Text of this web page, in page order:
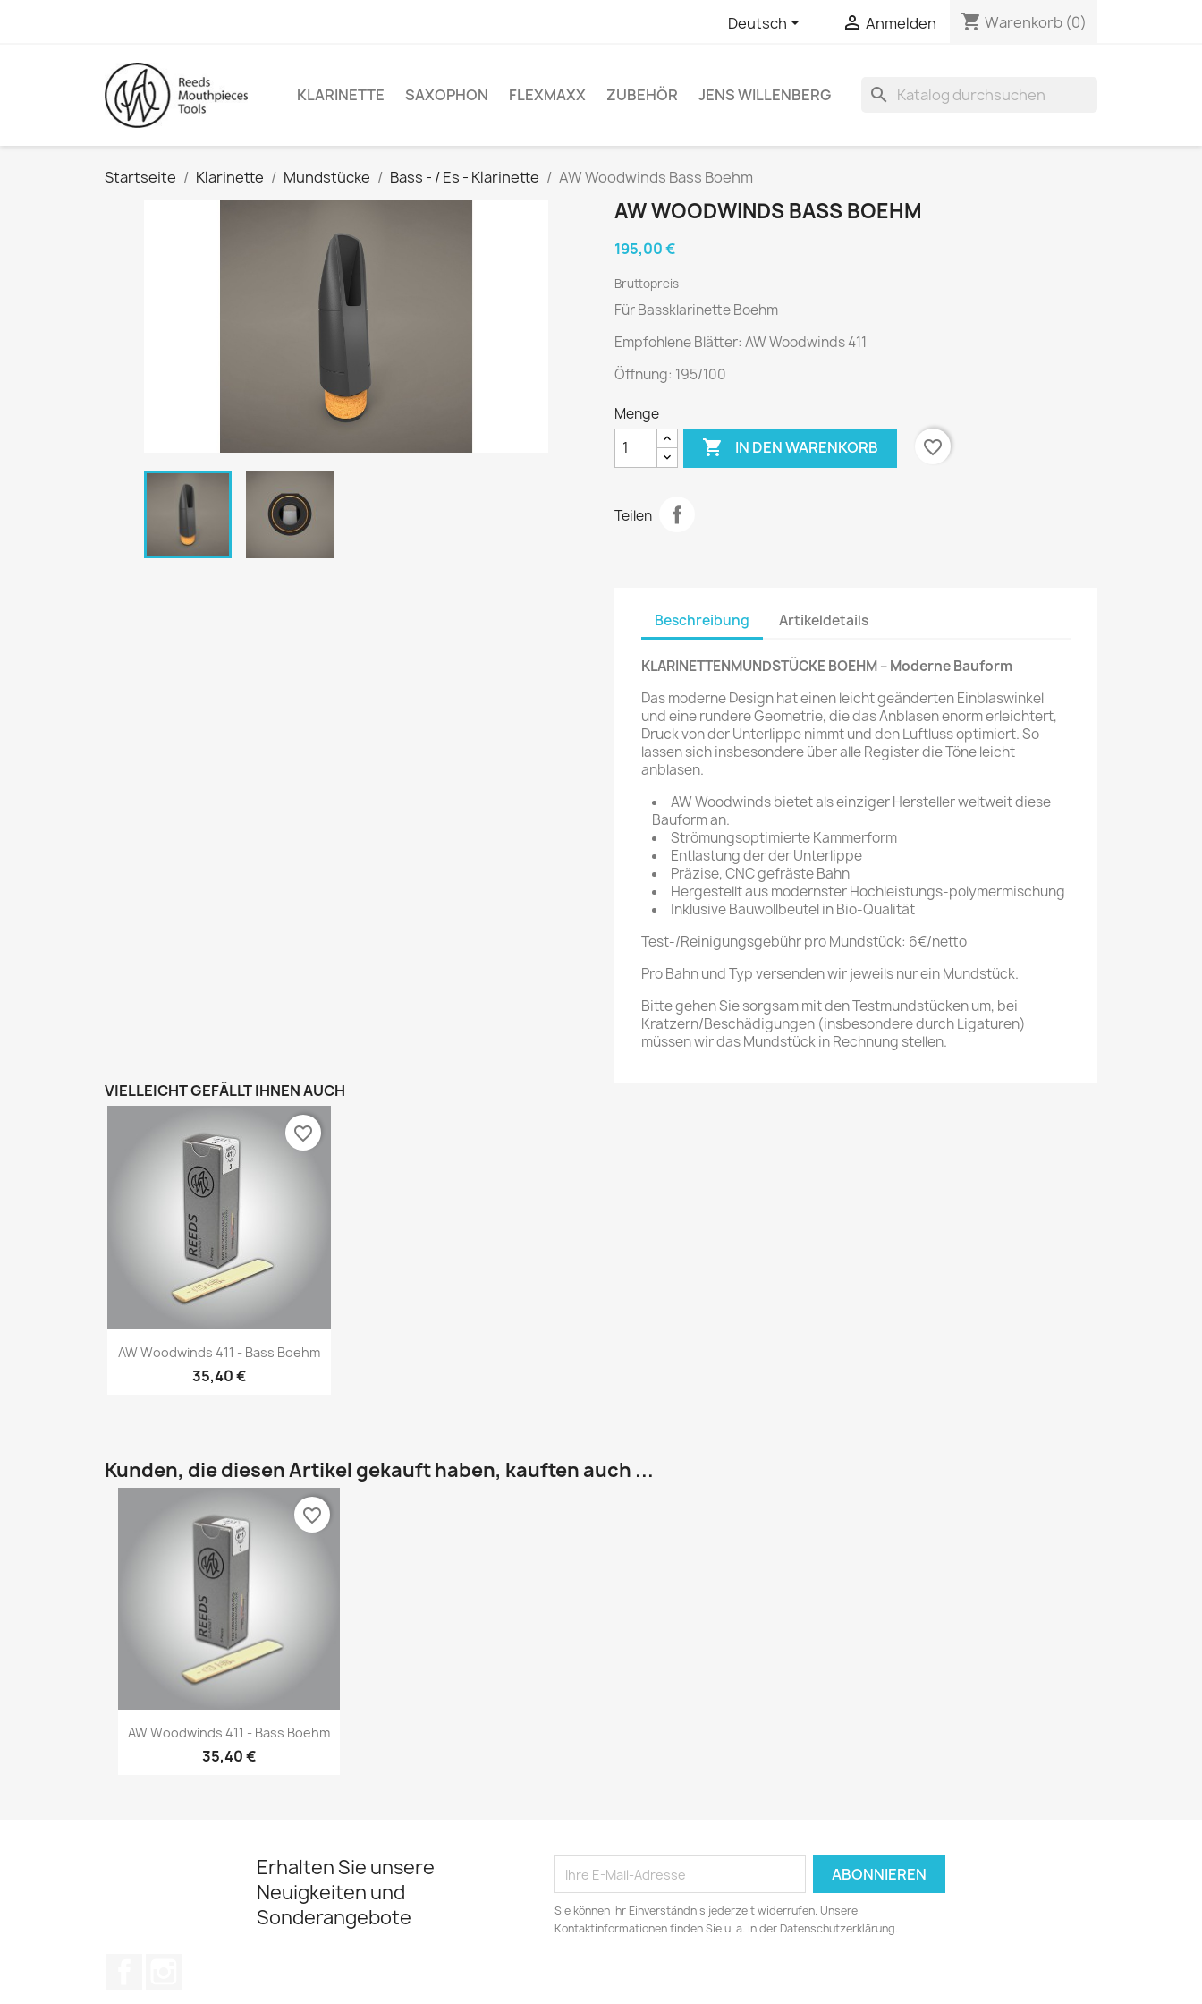
Deutsch  Anmelden shopping_cart Warenkorb (0)
KLARINETTE SAXOPHON FLEXMAXX ZUBEHÖR JENS WILLENBERG search
Startseite Klarinette Mundstücke Bass - / Es - Klarinette AW Woodwinds Bass Boehm
AW WOODWINDS BASS BOEHM
195,00 €
Bruttopreis
Für Bassklarinette Boehm
Empfohlene Blätter: AW Woodwinds 411
Öffnung: 195/100
Menge
 IN DEN WARENKORB favorite_border
Teilen
Beschreibung Artikeldetails
KLARINETTENMUNDSTÜCKE BOEHM – Moderne Bauform
Das moderne Design hat einen leicht geänderten Einblaswinkel
und eine rundere Geometrie, die das Anblasen enorm erleichtert,
Druck von der Unterlippe nimmt und den Luftluss optimiert. So
lassen sich insbesondere über alle Register die Töne leicht
anblasen.
AW Woodwinds bietet als einziger Hersteller weltweit diese
Bauform an.
Strömungsoptimierte Kammerform
Entlastung der der Unterlippe
Präzise, CNC gefräste Bahn
Hergestellt aus modernster Hochleistungs-polymermischung
Inklusive Bauwollbeutel in Bio-Qualität
Test-/Reinigungsgebühr pro Mundstück: 6€/netto
Pro Bahn und Typ versenden wir jeweils nur ein Mundstück.
Bitte gehen Sie sorgsam mit den Testmundstücken um, bei
Kratzern/Beschädigungen (insbesondere durch Ligaturen)
müssen wir das Mundstück in Rechnung stellen.
VIELLEICHT GEFÄLLT IHNEN AUCH
Vorschau
AW Woodwinds 411 - Bass Boehm
35,40 €
favorite_border
Kunden, die diesen Artikel gekauft haben, kauften auch ...
Vorschau
AW Woodwinds 411 - Bass Boehm
35,40 €
favorite_border
Erhalten Sie unsere
Neuigkeiten und
Sonderangebote
Sie können Ihr Einverständnis jederzeit widerrufen. Unsere
Kontaktinformationen finden Sie u. a. in der Datenschutzerklärung.